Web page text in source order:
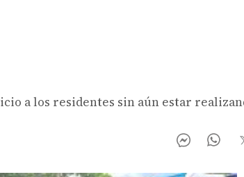
a los residentes sin aún estar